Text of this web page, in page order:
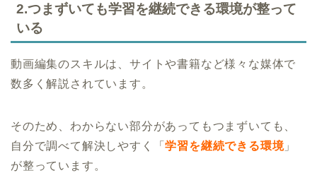
2.つまずいても学習を継続できる環境が整って
いる
動画編集のスキルは、サイトや書籍など様々な媒体で
数多く解説されています。
そのため、わからない部分があってもつまずいても、
自分で調べて解決しやすく「学習を継続できる環境」
が整っています。